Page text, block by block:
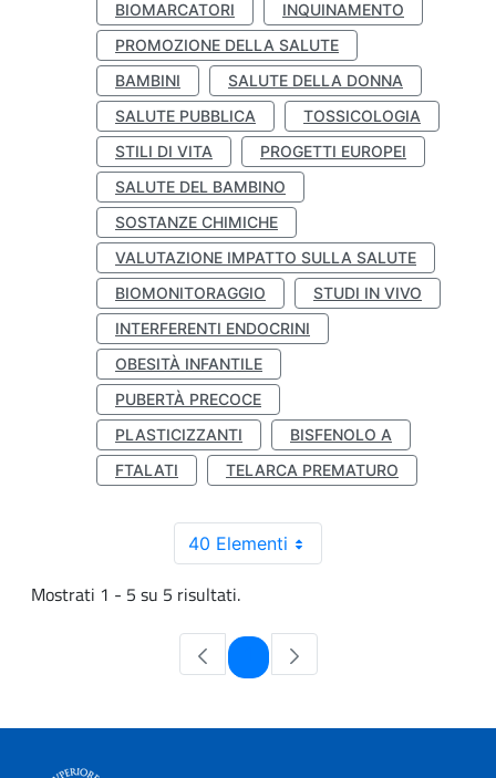
BIOMARCATORI
INQUINAMENTO
PROMOZIONE DELLA SALUTE
BAMBINI
SALUTE DELLA DONNA
SALUTE PUBBLICA
TOSSICOLOGIA
STILI DI VITA
PROGETTI EUROPEI
SALUTE DEL BAMBINO
SOSTANZE CHIMICHE
VALUTAZIONE IMPATTO SULLA SALUTE
BIOMONITORAGGIO
STUDI IN VIVO
INTERFERENTI ENDOCRINI
OBESITÀ INFANTILE
PUBERTÀ PRECOCE
PLASTICIZZANTI
BISFENOLO A
FTALATI
TELARCA PREMATURO
40 Elementi
Mostrati 1 - 5 su 5 risultati.
Pagina